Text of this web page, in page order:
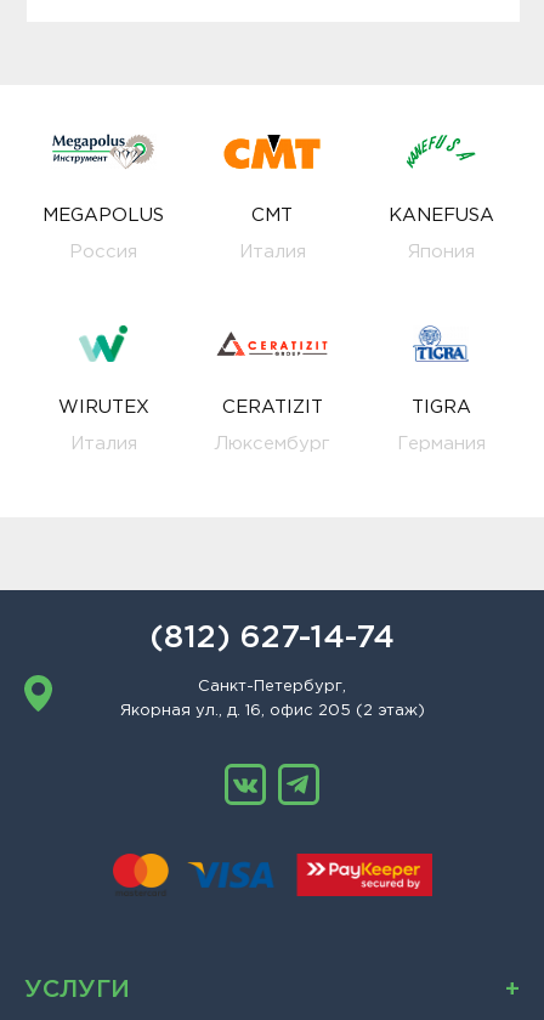
MEGAPOLUS
Россия
CMT
Италия
KANEFUSA
Япония
WIRUTEX
Италия
CERATIZIT
Люксембург
TIGRA
Германия
(812) 627-14-74
Санкт-Петербург,
Якорная ул., д. 16, офис 205 (2 этаж)
УСЛУГИ